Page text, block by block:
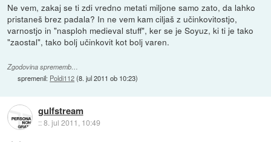
Ne vem, zakaj se ti zdi vredno metati miljone samo zato, da lahko
pristaneš brez padala? In ne vem kam ciljaš z učinkovitostjo,
varnostjo in "nasploh medieval stuff", ker se je Soyuz, ki ti je tako
"zaostal", tako bolj učinkovit kot bolj varen.
Zgodovina sprememb…
spremenil: Poldi112(8. jul 2011 ob 10:23)
gulfstream
::8. jul 2011, 10:49